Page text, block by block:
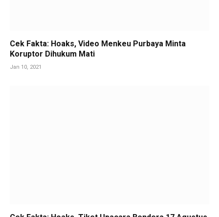
Cek Fakta: Hoaks, Video Menkeu Purbaya Minta
Koruptor Dihukum Mati
Jan 10, 2021